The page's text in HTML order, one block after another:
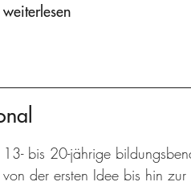
weiterlesen
13- bis 20-jährige
von der ersten Idee bis hin zur